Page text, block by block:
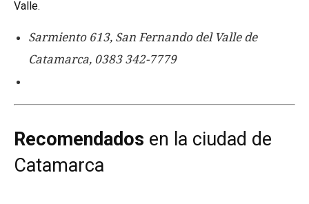
Valle.
Sarmiento 613, San Fernando del Valle de
Catamarca, 0383 342-7779
Recomendados en la ciudad de
Catamarca